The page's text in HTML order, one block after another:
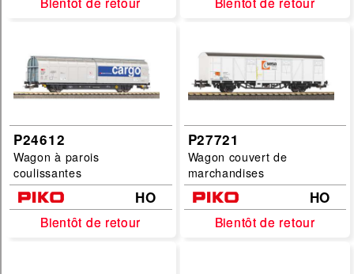
P24612
Wagon à parois
coulissantes
HO
Bientôt de retour
Bientôt de retour
P27721
Wagon couvert de
marchandises
HO
Bientôt de retour
Bientôt de retour